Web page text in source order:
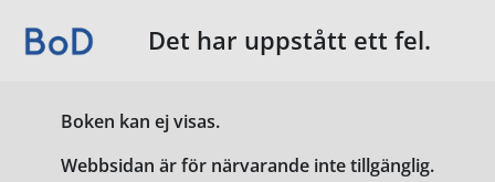
Det har uppstått ett fel.
Boken kan ej visas.
Webbsidan är för närvarande inte tillgänglig.